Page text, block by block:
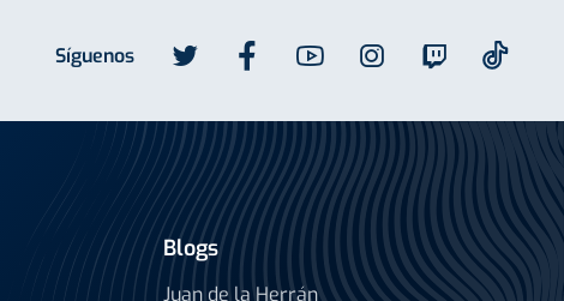
Síguenos
Blogs
Juan de la Herrán